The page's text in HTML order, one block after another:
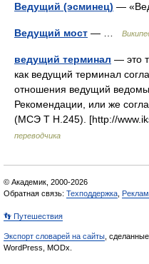
Ведущий (эсминец) —
Ведущий мост — …
ведущий терминал — это
как ведущий терминал
отношения ведущий
Рекомендации, или же
(МСЭ Т Н.245). [http://
переводчика
© Академик, 2000-2026
Обратная связь: Техподдержка
👣 Путешествия
Экспорт словарей на сайты ,
WordPress, MODx.